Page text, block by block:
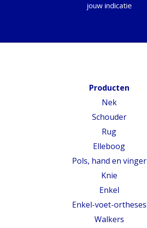
jouw indicatie
Producten
Nek
Schouder
Rug
Elleboog
Pols, hand en vinger
Knie
Enkel
Enkel-voet-ortheses
Walkers